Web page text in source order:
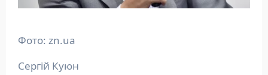
Фото: zn.ua
Сергій Куюн